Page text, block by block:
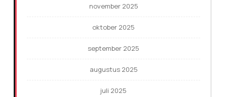
november 2025
oktober 2025
september 2025
augustus 2025
juli 2025